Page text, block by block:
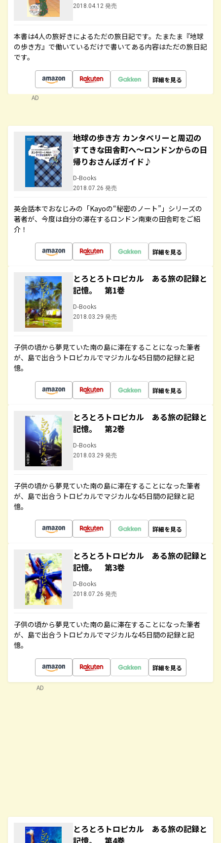
2018.04.12 発売
本書は4人の旅好きによるただの旅日記です。たまたま『地球
の歩き方』で働いているだけで書いてある内容はただの旅日記
です。
詳細を見る
AD
地球の歩き方 カンタベリーと周辺の
すてきな田舎町へ～ロンドンからの日
帰りおさんぽガイド♪
D-Books
2018.07.26 発売
英会話本でおなじみの「Kayoの“秘密のノート”」シリーズの
著者が、今度は自分の滞在するロンドン南東の田舎町をご紹
介！
詳細を見る
とろとろトロピカル ある旅の記録と
記憶。 第1巻
D-Books
2018.03.29 発売
子供の頃から夢見ていた南の島に滞在することになった筆者
が、島で出合うトロピカルでマジカルな45日間の記録と記
憶。
詳細を見る
とろとろトロピカル ある旅の記録と
記憶。 第2巻
D-Books
2018.03.29 発売
子供の頃から夢見ていた南の島に滞在することになった筆者
が、島で出合うトロピカルでマジカルな45日間の記録と記
憶。
詳細を見る
とろとろトロピカル ある旅の記録と
記憶。 第3巻
D-Books
2018.07.26 発売
子供の頃から夢見ていた南の島に滞在することになった筆者
が、島で出合うトロピカルでマジカルな45日間の記録と記
憶。
詳細を見る
とろとろトロピカル ある旅の記録と
記憶。 第4巻
AD